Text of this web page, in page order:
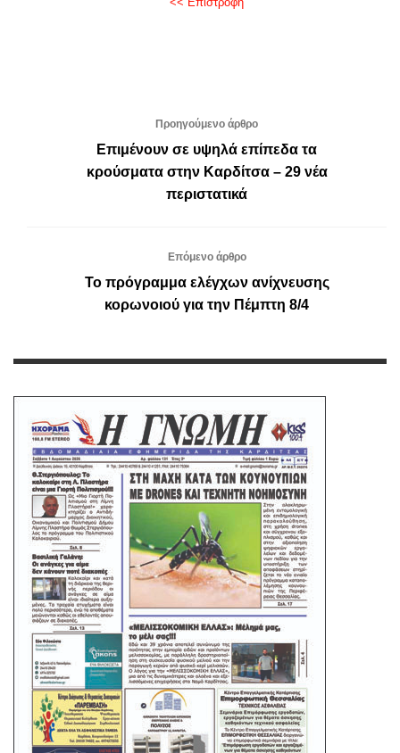
Προηγούμενο άρθρο
Επιμένουν σε υψηλά επίπεδα τα
κρούσματα στην Καρδίτσα – 29 νέα
περιστατικά
Επόμενο άρθρο
Το πρόγραμμα ελέγχων ανίχνευσης
κορωνοιού για την Πέμπτη 8/4